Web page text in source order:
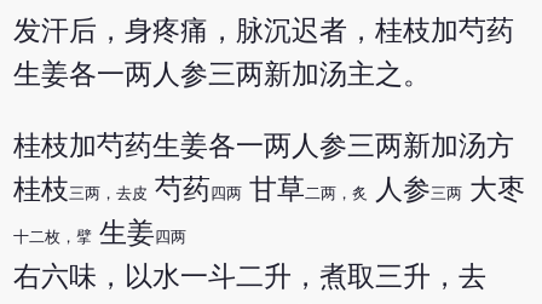
发汗后，身疼痛，脉沉迟者，桂枝加芍药
生姜各一两人参三两新加汤主之。
桂枝加芍药生姜各一两人参三两新加汤方
桂枝三两，去皮 芍药四两 甘草二两，炙 人参三两 大枣
十二枚，擘 生姜四两
右六味，以水一斗二升，煮取三升，去